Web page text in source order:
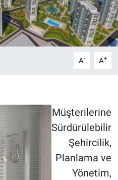
A- A+
Müşterilerine
Sürdürülebilir
Şehircilik,
Planlama ve
Yönetim,